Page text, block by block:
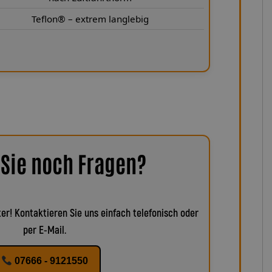
Teflon® – extrem langlebig
noch Fragen?
Kontaktieren Sie uns einfach telefonisch oder
per E-Mail.
07666 - 9121550